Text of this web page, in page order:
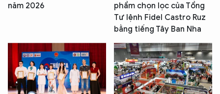
năm 2026
phẩm chọn lọc của Tổng
Tư lệnh Fidel Castro Ruz
bằng tiếng Tây Ban Nha